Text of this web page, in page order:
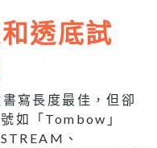
透底試
寫長度最佳，但卻
如「Tombow」
、